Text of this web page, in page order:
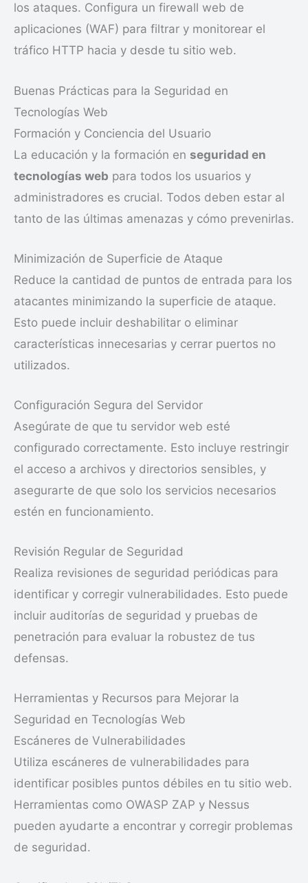
los ataques. Configura un firewall web de
aplicaciones (WAF) para filtrar y monitorear el
tráfico HTTP hacia y desde tu sitio web.
Buenas Prácticas para la Seguridad en
Tecnologías Web
Formación y Conciencia del Usuario
La educación y la formación en seguridad en
tecnologías web para todos los usuarios y
administradores es crucial. Todos deben estar al
tanto de las últimas amenazas y cómo prevenirlas.
Minimización de Superficie de Ataque
Reduce la cantidad de puntos de entrada para los
atacantes minimizando la superficie de ataque.
Esto puede incluir deshabilitar o eliminar
características innecesarias y cerrar puertos no
utilizados.
Configuración Segura del Servidor
Asegúrate de que tu servidor web esté
configurado correctamente. Esto incluye restringir
el acceso a archivos y directorios sensibles, y
asegurarte de que solo los servicios necesarios
estén en funcionamiento.
Revisión Regular de Seguridad
Realiza revisiones de seguridad periódicas para
identificar y corregir vulnerabilidades. Esto puede
incluir auditorías de seguridad y pruebas de
penetración para evaluar la robustez de tus
defensas.
Herramientas y Recursos para Mejorar la
Seguridad en Tecnologías Web
Escáneres de Vulnerabilidades
Utiliza escáneres de vulnerabilidades para
identificar posibles puntos débiles en tu sitio web.
Herramientas como OWASP ZAP y Nessus
pueden ayudarte a encontrar y corregir problemas
de seguridad.